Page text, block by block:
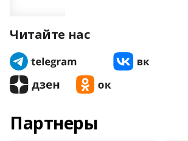
Читайте нас
Партнеры